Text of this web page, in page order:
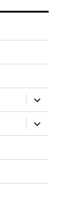
mở
rộng
trình
đơn
con
mở
rộng
trình